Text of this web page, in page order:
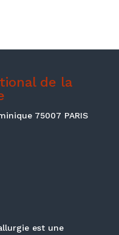
de la
75007 PARIS
est une